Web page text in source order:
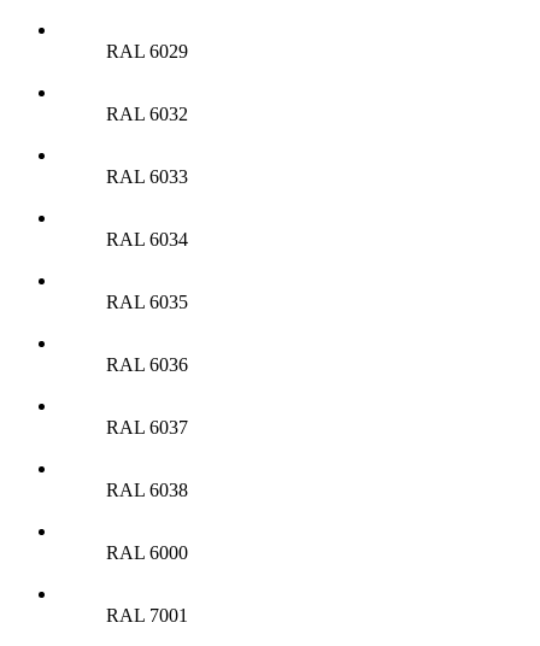
RAL 6029
RAL 6032
RAL 6033
RAL 6034
RAL 6035
RAL 6036
RAL 6037
RAL 6038
RAL 6000
RAL 7001